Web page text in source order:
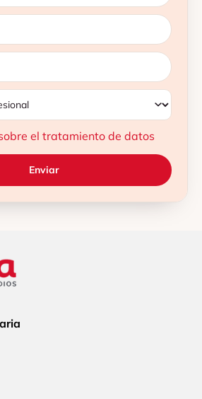
el tratamiento de datos